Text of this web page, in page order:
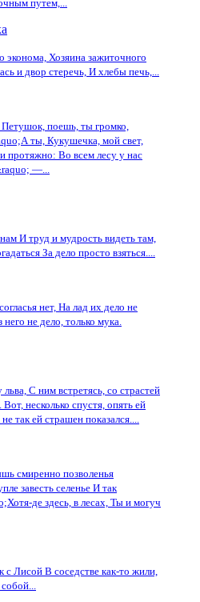
путем,...
Хозяина зажиточного
и двор стеречь, И хлебы печь,...
поешь, ты громко,
ты, Кукушечка, мой свет,
протяжно: Во всем лесу у нас
—...
И труд и мудрость видеть там,
За дело просто взяться....
нет, На лад их дело не
не дело, только мука.
С ним встретясь, со страстей
несколько спустя, опять ей
так ей страшен показался....
смиренно позволенья
завесть селенье И так
де здесь, в лесах, Ты и могуч
с Лисой В соседстве как-то жили,